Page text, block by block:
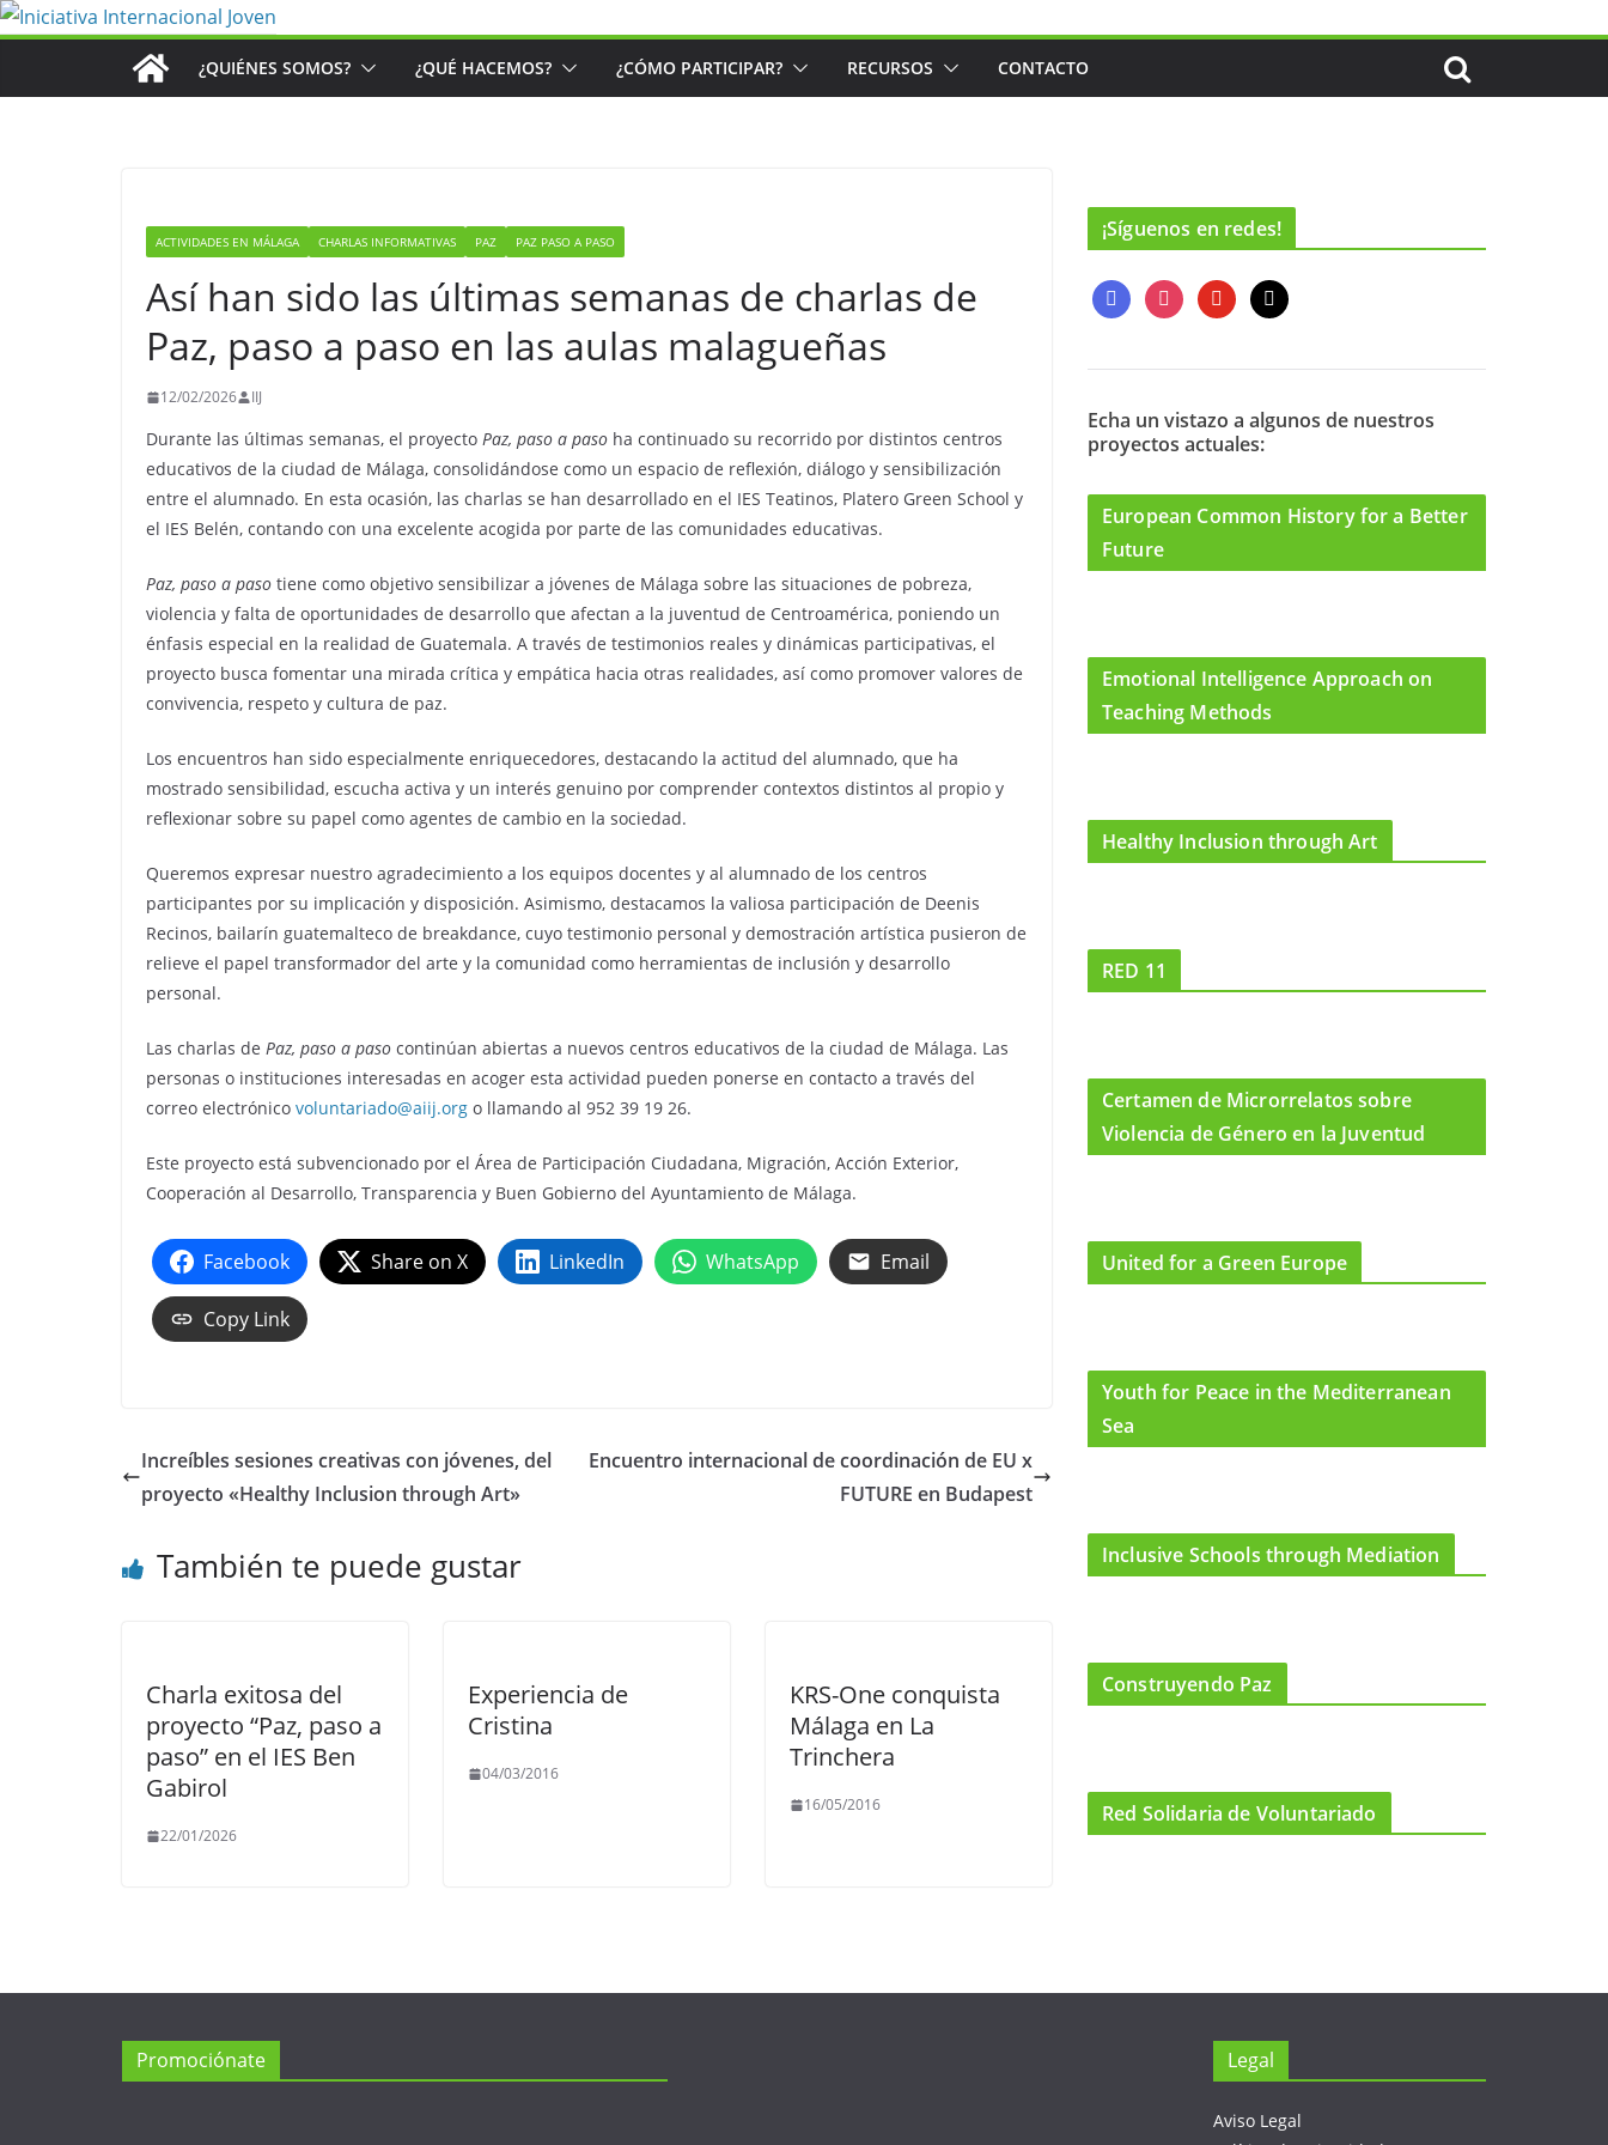
Saltar
¿QUIÉNES SOMOS? ¿QUÉ HACEMOS? ¿CÓMO PARTICIPAR? RECURSOS CONTACTO
ACTIVIDADES EN MÁLAGA CHARLAS INFORMATIVAS PAZ PAZ PASO A PASO
Así han sido las últimas semanas de charlas de
Paz, paso a paso en las aulas malagueñas
12/02/2026 IIJ
Durante las últimas semanas, el proyecto Paz, paso a paso ha continuado su recorrido por distintos centros
educativos de la ciudad de Málaga, consolidándose como un espacio de reflexión, diálogo y sensibilización
entre el alumnado. En esta ocasión, las charlas se han desarrollado en el IES Teatinos, Platero Green School y
el IES Belén, contando con una excelente acogida por parte de las comunidades educativas.
Paz, paso a paso tiene como objetivo sensibilizar a jóvenes de Málaga sobre las situaciones de pobreza,
violencia y falta de oportunidades de desarrollo que afectan a la juventud de Centroamérica, poniendo un
énfasis especial en la realidad de Guatemala. A través de testimonios reales y dinámicas participativas, el
proyecto busca fomentar una mirada crítica y empática hacia otras realidades, así como promover valores de
convivencia, respeto y cultura de paz.
Los encuentros han sido especialmente enriquecedores, destacando la actitud del alumnado, que ha
mostrado sensibilidad, escucha activa y un interés genuino por comprender contextos distintos al propio y
reflexionar sobre su papel como agentes de cambio en la sociedad.
Queremos expresar nuestro agradecimiento a los equipos docentes y al alumnado de los centros
participantes por su implicación y disposición. Asimismo, destacamos la valiosa participación de Deenis
Recinos, bailarín guatemalteco de breakdance, cuyo testimonio personal y demostración artística pusieron de
relieve el papel transformador del arte y la comunidad como herramientas de inclusión y desarrollo
personal.
Las charlas de Paz, paso a paso continúan abiertas a nuevos centros educativos de la ciudad de Málaga. Las
personas o instituciones interesadas en acoger esta actividad pueden ponerse en contacto a través del
correo electrónico voluntariado@aiij.org o llamando al 952 39 19 26.
Este proyecto está subvencionado por el Área de Participación Ciudadana, Migración, Acción Exterior,
Cooperación al Desarrollo, Transparencia y Buen Gobierno del Ayuntamiento de Málaga.
Facebook Share on X LinkedIn WhatsApp Email
Copy Link
Increíbles sesiones creativas con jóvenes, del
proyecto «Healthy Inclusion through Art»
Encuentro internacional de coordinación de EU x
FUTURE en Budapest
También te puede gustar
Charla exitosa del
proyecto “Paz, paso a
paso” en el IES Ben
Gabirol
22/01/2026
Experiencia de
Cristina
04/03/2016
KRS-One conquista
Málaga en La
Trinchera
16/05/2016
¡Síguenos en redes!
f
a
e
o
o
i
n
t
g
r
m
y
o
t
b
e
m
a
l
Echa un vistazo a algunos de nuestros
proyectos actuales:
European Common History for a Better
Future
Emotional Intelligence Approach on
Teaching Methods
Healthy Inclusion through Art
RED 11
Certamen de Microrrelatos sobre
Violencia de Género en la Juventud
United for a Green Europe
Youth for Peace in the Mediterranean
Sea
Inclusive Schools through Mediation
Construyendo Paz
Red Solidaria de Voluntariado
Promociónate Legal
Aviso Legal